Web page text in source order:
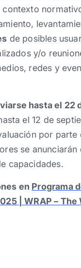
contexto
de posibles
y/o
redes y
hasta el 22
el 12 de
por
se
capacidades.
en Programa
| WRAP –